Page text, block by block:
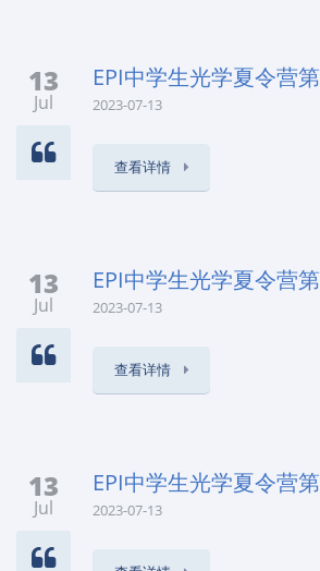
13
Jul
EPI中学生光学夏令营
2023-07-13
查看详情
13
Jul
EPI中学生光学夏令营
2023-07-13
查看详情
13
Jul
EPI中学生光学夏令营
2023-07-13